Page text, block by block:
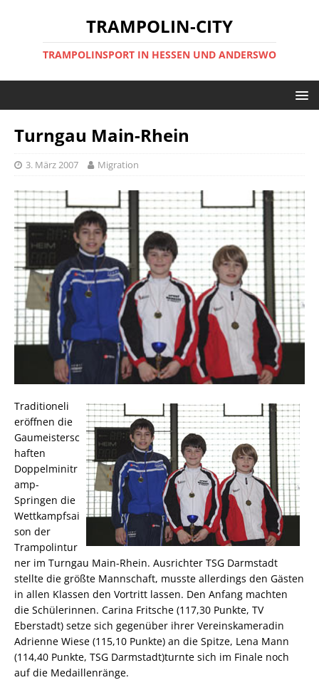
TRAMPOLIN-CITY
TRAMPOLINSPORT IN HESSEN UND ANDERSWO
Turngau Main-Rhein
3. März 2007 Migration
Traditioneli
eröffnen die
Gaumeistersc
haften
Doppelminitr
amp-
Springen die
Wettkampfsai
son der
Trampolintur
ner im Turngau Main-Rhein. Ausrichter TSG Darmstadt
stellte die größte Mannschaft, musste allerdings den Gästen
in allen Klassen den Vortritt lassen. Den Anfang machten
die Schülerinnen. Carina Fritsche (117,30 Punkte, TV
Eberstadt) setze sich gegenüber ihrer Vereinskameradin
Adrienne Wiese (115,10 Punkte) an die Spitze, Lena Mann
(114,40 Punkte, TSG Darmstadt)turnte sich im Finale noch
auf die Medaillenränge.